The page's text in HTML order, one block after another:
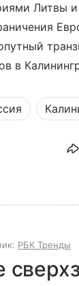
Литвы
в
РБК Тренды